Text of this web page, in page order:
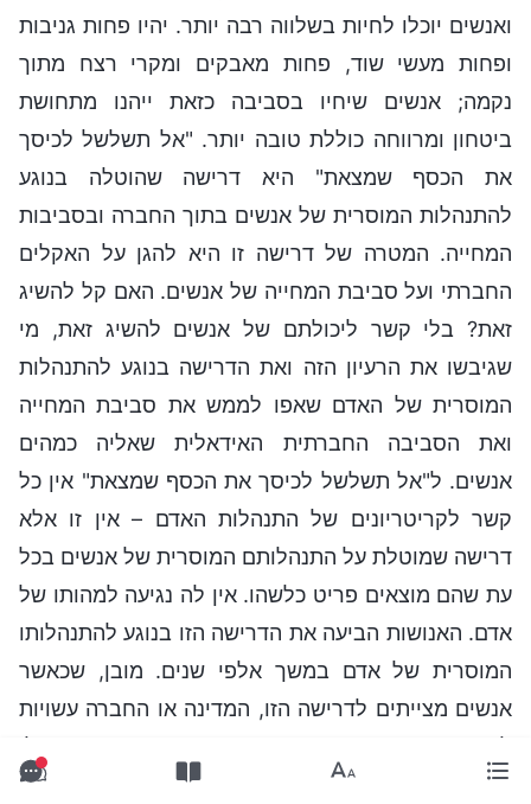
ואנשים יוכלו לחיות בשלווה רבה יותר. יהיו פחות גניבות
ופחות מעשי שוד, פחות מאבקים ומקרי רצח מתוך
נקמה; אנשים שיחיו בסביבה כזאת ייהנו מתחושת
ביטחון ומרווחה כוללת טובה יותר. "אל תשלשל לכיסך
את הכסף שמצאת" היא דרישה שהוטלה בנוגע
להתנהלות המוסרית של אנשים בתוך החברה ובסביבות
המחייה. המטרה של דרישה זו היא להגן על האקלים
החברתי ועל סביבת המחייה של אנשים. האם קל להשיג
זאת? בלי קשר ליכולתם של אנשים להשיג זאת, מי
שגיבשו את הרעיון הזה ואת הדרישה בנוגע להתנהלות
המוסרית של האדם שאפו לממש את סביבת המחייה
ואת הסביבה החברתית האידאלית שאליה כמהים
אנשים. ל"אל תשלשל לכיסך את הכסף שמצאת" אין כל
קשר לקריטריונים של התנהלות האדם – אין זו אלא
דרישה שמוטלת על התנהלותם המוסרית של אנשים בכל
עת שהם מוצאים פריט כלשהו. אין לה נגיעה למהותו של
אדם. האנושות הביעה את הדרישה הזו בנוגע להתנהלותו
המוסרית של אדם במשך אלפי שנים. מובן, שכאשר
אנשים מצייתים לדרישה הזו, המדינה או החברה עשויות
לחוות תקופה שבה יש פחות פשע, והן עשויות אפילו
להגיע לנקודה שבה אנשים לא צריכים לנעול את